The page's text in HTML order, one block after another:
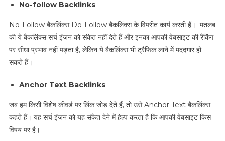
No-follow Backlinks
No-Follow बैकलिंक्स Do-Follow बैकलिंक्स के विपरीत कार्य करती हैं। मतलब
की ये बैकलिंक्स सर्च इंजन को संकेत नहीं देते हैं और इनका आपकी वेबसाइट की रैंकिंग
पर सीधा प्रभाव नहीं पड़ता है, लेकिन ये बैकलिंक्स भी ट्रैफिक लाने में मददगार हो
सकते हैं।
Anchor Text Backlinks
जब हम किसी विशेष कीवर्ड पर लिंक जोड़ देते हैं, तो उसे Anchor Text बैकलिंक्स
कहते हैं। यह सर्च इंजन को यह संकेत देने में हेल्प करता है कि आपकी वेबसाइट किस
विषय पर है।